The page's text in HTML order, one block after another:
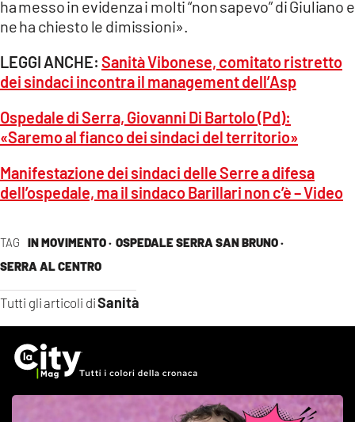
TAG IN MOVIMENTO · OSPEDALE SERRA SAN BRUNO ·
SERRA AL CENTRO
Tutti gli articoli diSanità
ha messo in evidenza i molti “non sapevo” di Giuliano e
ne ha chiesto le dimissioni».
LEGGI ANCHE: Sanità Vibonese, comitato ristretto
dei sindaci incontra il management dell’Asp
Ospedale di Serra, Giovanni Di Bartolo (Pd):
«Saremo al fianco dei sindaci del territorio»
Manifestazione dei sindaci delle Serre a difesa
dell’ospedale, ma il sindaco Barillari non c’è – Video